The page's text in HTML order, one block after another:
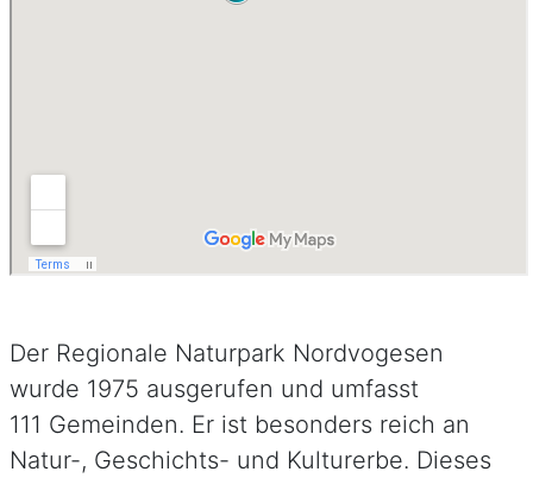
Der Regionale Naturpark Nordvogesen
wurde 1975 ausgerufen und umfasst
111 Gemeinden. Er ist besonders reich an
Natur-, Geschichts- und Kulturerbe. Dieses